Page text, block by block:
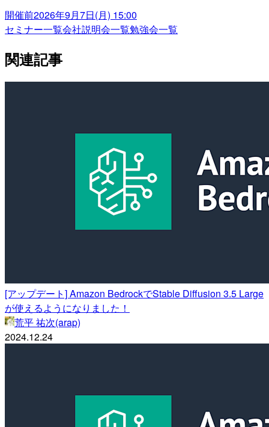
開催前2026年9月7日(月) 15:00
セミナー一覧会社説明会一覧勉強会一覧
関連記事
[アップデート] Amazon BedrockでStable Diffusion 3.5 Large
が使えるようになりました！
荒平 祐次(arap)
2024.12.24